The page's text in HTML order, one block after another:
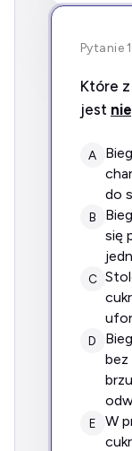
Pytanie
Które
jest
A
biegunka cukrzycowa
do
B
biegunka cukrzycowa utrzymuje
się
C stolce w przebiegu biegunki
D
biegunka cukrzycowa przebiega
bez
E
w przebiegu biegunki